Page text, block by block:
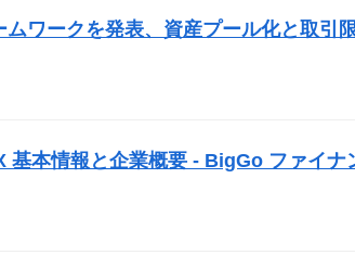
ムワークを発表、資産プール化と取引
基本情報と企業概要 - BigGo ファイナ